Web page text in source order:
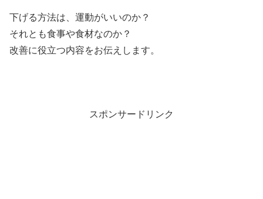
下げる方法は、運動がいいのか？
それとも食事や食材なのか？
改善に役立つ内容をお伝えします。
スポンサードリンク